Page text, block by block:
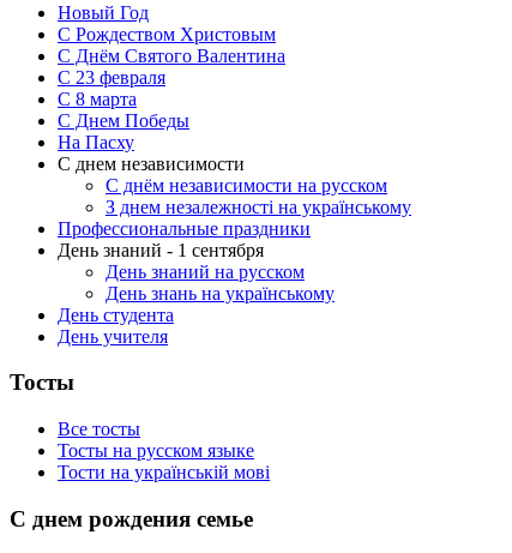
Новый Год
С Рождеством Христовым
С Днём Святого Валентина
С 23 февраля
C 8 марта
С Днем Победы
На Пасху
С днем независимости
С днём независимости на русском
З днем незалежності на українському
Профессиональные праздники
День знаний - 1 сентября
День знаний на русском
День знань на українському
День студента
День учителя
Тосты
Все тосты
Тосты на русском языке
Тости на українській мові
С днем рождения семье